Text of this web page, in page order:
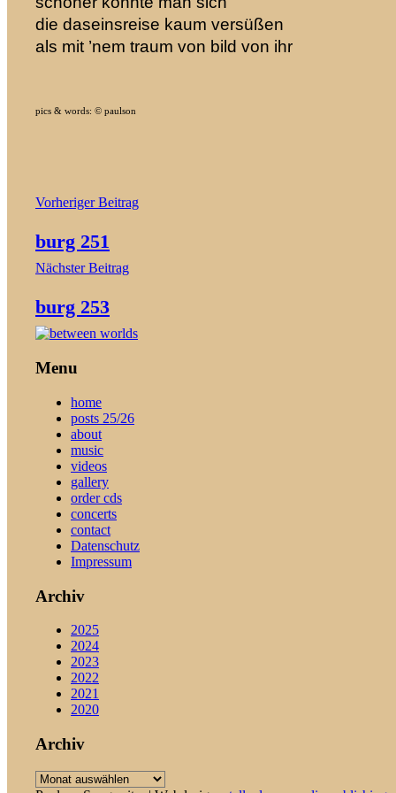
die daseinsreise kaum versüßen
als mit ’nem traum von bild von ihr
pics & words: © paulson
Beitragsnavigation
Vorheriger Beitrag
burg 251
Nächster Beitrag
burg 253
Menu
home
posts 25/26
about
music
videos
gallery
order cds
concerts
contact
Datenschutz
Impressum
Archiv
2025
2024
2023
2022
2021
2020
Archiv
Archiv